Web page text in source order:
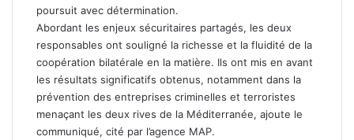
poursuit avec détermination.
Abordant les enjeux sécuritaires partagés, les deux
responsables ont souligné la richesse et la fluidité de la
coopération bilatérale en la matière. Ils ont mis en avant
les résultats significatifs obtenus, notamment dans la
prévention des entreprises criminelles et terroristes
menaçant les deux rives de la Méditerranée, ajoute le
communiqué, cité par l’agence MAP.